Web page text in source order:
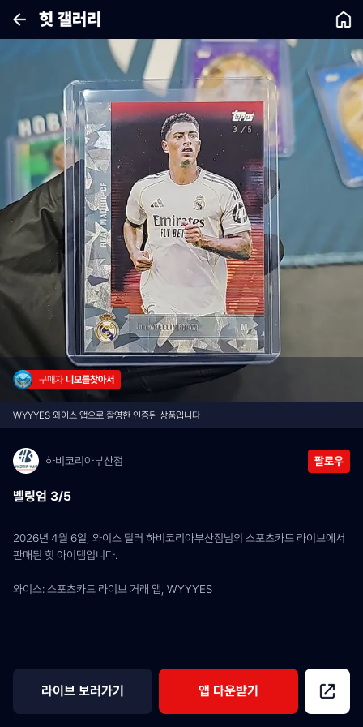
힛 갤러리
구매자 니모를찾아서
WYYYES 와이스 앱으로 촬영한 인증된 상품입니다
하비코리아부산점 팔로우
벨링엄 3/5
2026년 4월 6일, 와이스 딜러 하비코리아부산점님의 스포츠카드 라이브에서
판매된 힛 아이템입니다.
와이스: 스포츠카드 라이브 거래 앱, WYYYES
라이브 보러가기 앱 다운받기